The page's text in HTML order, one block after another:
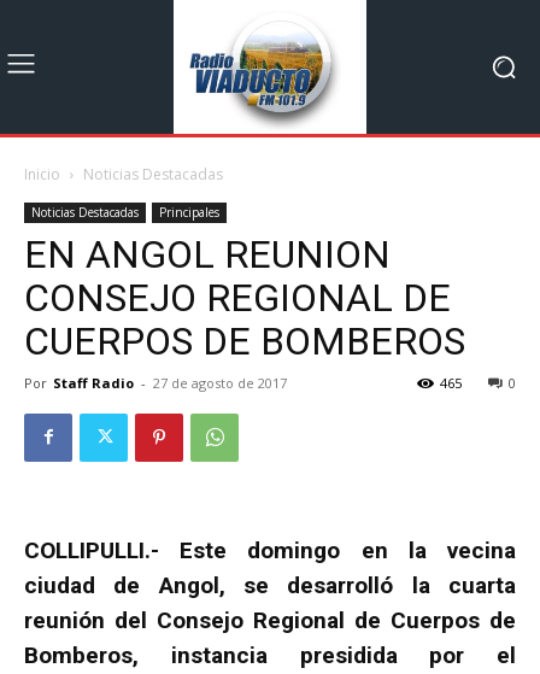
Inicio Noticias Destacadas
Noticias Destacadas Principales
EN ANGOL REUNION
CONSEJO REGIONAL DE
CUERPOS DE BOMBEROS
Por Staff Radio - 27 de agosto de 2017 0
465
COLLIPULLI.- Este domingo en la vecina
ciudad de Angol, se desarrolló la cuarta
reunión del Consejo Regional de Cuerpos de
Bomberos, instancia presidida por el